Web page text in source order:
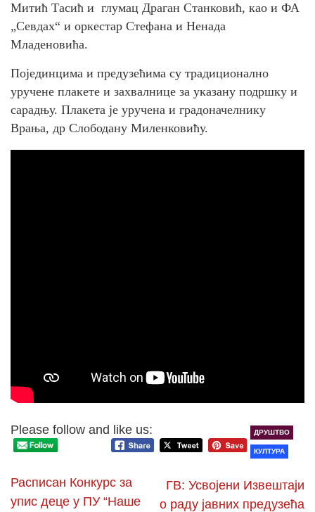
Митић Тасић и глумац Драган Станковић, као и ФА
„Севдах“ и оркестар Стефана и Ненада
Младеновића.
Појединцима и предузећима су традиционално
уручене плакете и захвалнице за указану подршку и
сарадњу. Плакета је уручена и градоначелнику
Врања, др Слободану Миленковићу.
Please follow and like us: ДРУШТВО
КУЛТУРА
Расписан Конкурс за
упис деце у ПУ “Наше
ГВ: Усвојени Извештаји
о раду јавних предузећа